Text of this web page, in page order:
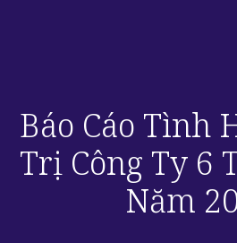
Báo Cáo Tình
Trị Công Ty 6
Năm